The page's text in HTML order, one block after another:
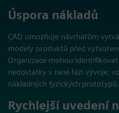
Úspora nákladů
CAD umožňuje návrhářům
modely produktů před
Organizace mohou
nedostatky v rané fázi vývoje,
nákladných fyzických prototypů.
Rychlejší uvedení